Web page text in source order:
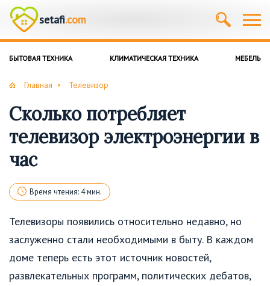
setafi.com
БЫТОВАЯ ТЕХНИКА КЛИМАТИЧЕСКАЯ ТЕХНИКА МЕБЕЛЬ
Главная Телевизор
Сколько потребляет
телевизор электроэнергии в
час
Время чтения: 4 мин.
Телевизоры появились относительно недавно, но
заслуженно стали необходимыми в быту. В каждом
доме теперь есть этот источник новостей,
развлекательных программ, политических дебатов,